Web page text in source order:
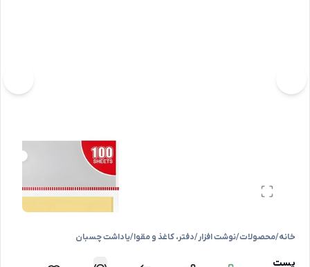
خانه/محصولات/نوشت افزار/دفتر، کاغذ و مقوا/یاداشت چسبان
پست